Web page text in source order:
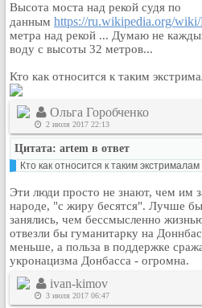
Пользователи / Поиск
Группы
Норм
Музыкальный архив
Видео архив
Дело
Организации
Объявления
Полная версия сайта
Высота моста над рекой судя по
данным https://ru.wikipedia.org/
метра над рекой ... Думаю не
воду с высоты 32 метров...
Кто как относится к таким
Ольга Горобченко
2 июля 2017 22:13
Цитата: artem в ответ
Кто как относится к таким экстрималам
Эти люди просто не знают, чем им
народе, "с жиру бесятся". Лучше
занялись, чем бессмысленно
отвезли бы гуманитарку на
меньше, а польза в поддержке
укронацизма Донбасса - огромна.
ivan-kimov
3 июля 2017 06:47